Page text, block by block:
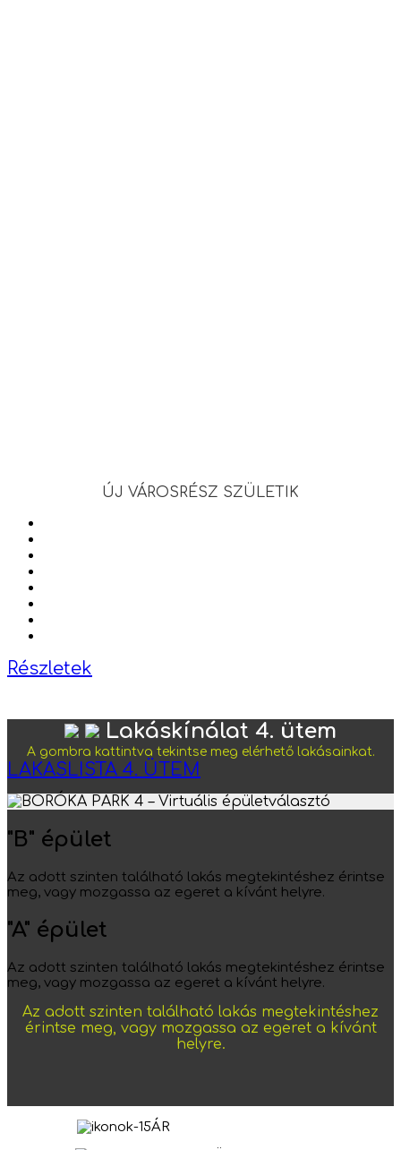
ÚJ VÁROSRÉSZ SZÜLETIK
Részletek
Lakáskínálat 4. ütem
A gombra kattintva tekintse meg elérhető lakásainkat.
LAKASLISTA 4. ÜTEM
"B" épület
Az adott szinten található lakás megtekintéshez érintse
meg, vagy mozgassa az egeret a kívánt helyre.
"A" épület
Az adott szinten található lakás megtekintéshez érintse
meg, vagy mozgassa az egeret a kívánt helyre.
Az adott szinten található lakás megtekintéshez
érintse meg, vagy mozgassa az egeret a kívánt
helyre.
ÁR